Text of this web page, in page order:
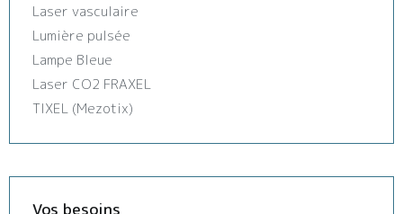
Laser vasculaire
Lumière pulsée
Lampe Bleue
Laser CO2 FRAXEL
TIXEL (Mezotix)
Vos besoins